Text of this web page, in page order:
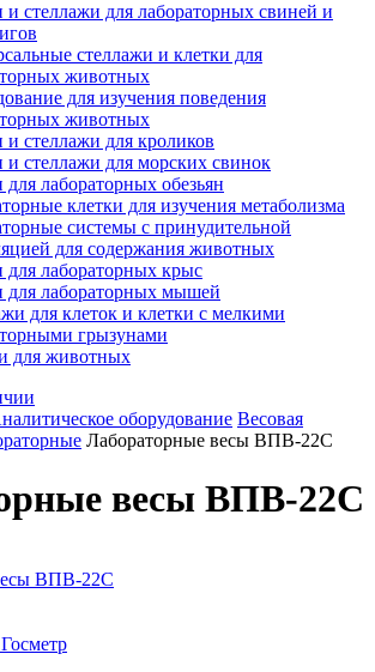
и стеллажи для лабораторных свиней и
стеллажи и клетки для
животных
для изучения поведения
животных
и стеллажи для кроликов
и стеллажи для морских свинок
для лабораторных обезьян
клетки для изучения метаболизма
системы с принудительной
для содержания животных
для лабораторных крыс
для лабораторных мышей
для клеток и клетки с мелкими
грызунами
для животных
оборудование Весовая
Лабораторные весы ВПВ-22С
весы ВПВ-22С